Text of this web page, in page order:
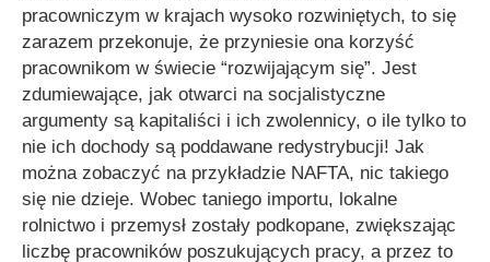
pracowniczym w krajach wysoko rozwiniętych, to się
zarazem przekonuje, że przyniesie ona korzyść
pracownikom w świecie “rozwijającym się”. Jest
zdumiewające, jak otwarci na socjalistyczne
argumenty są kapitaliści i ich zwolennicy, o ile tylko to
nie ich dochody są poddawane redystrybucji! Jak
można zobaczyć na przykładzie NAFTA, nic takiego
się nie dzieje. Wobec taniego importu, lokalne
rolnictwo i przemysł zostały podkopane, zwiększając
liczbę pracowników poszukujących pracy, a przez to